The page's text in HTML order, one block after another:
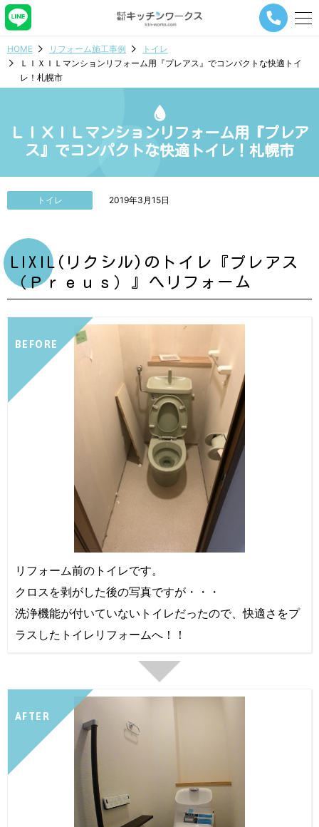
メ
ビ
シ
タ
HOME リフォーム施工事例
トイレ
ＬＩＸＩＬマンションリフォーム用『プレアス』でコンパクトな快適トイ
レ！札幌市
ＬＩＸＩＬマンションリフォーム用『プレア
ス』でコンパクトな快適トイレ！札幌市
トイレ 2019年3月15日
LIXIL(リクシル)のトイレ『プレアス
（Ｐｒｅｕｓ）』へリフォーム
BEFORE
リフォーム前のトイレです。
クロスを剥がした後の写真ですが・・・
洗浄機能が付いていないトイレだったので、快適さをプ
ラスしたトイレリフォームへ！！
AFTER